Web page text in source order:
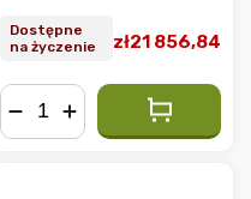
Dostępne
na życzenie
zł21 856,84